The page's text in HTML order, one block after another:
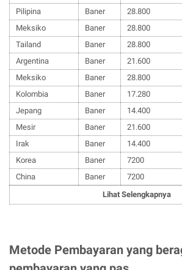
Pilipina
Baner 28.800
Meksiko
Baner 28.800
Tailand
Baner 28.800
Argentina
Baner 21.600
Meksiko
Baner 28.800
Kolombia
Baner 17.280
Jepang
Baner 14.400
Mesir
Baner 21.600
Irak
Baner 14.400
Korea
Baner 7200
China
Baner 7200
Lihat Selengkapnya
Metode Pembayaran yang